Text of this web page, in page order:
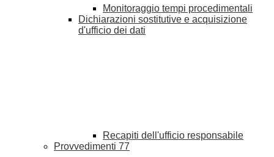
Monitoraggio tempi procedimentali
Dichiarazioni sostitutive e acquisizione
d'ufficio dei dati
Recapiti dell'ufficio responsabile
Provvedimenti 77